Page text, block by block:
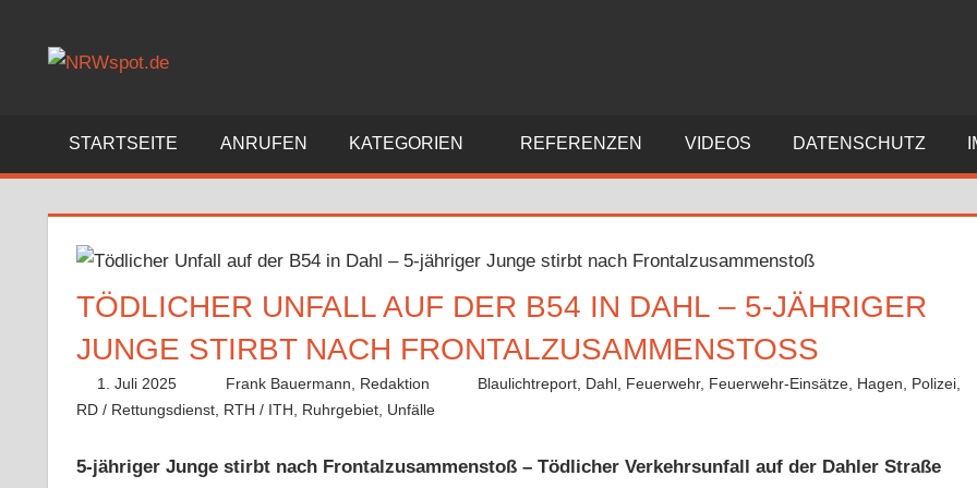
Bewegtes
gezeigt
STARTSEITE ANRUFEN KATEGORIEN REFERENZEN VIDEOS DATENSCHUTZ
TÖDLICHER UNFALL AUF DER B54 IN DAHL – 5-JÄHRIGER
JUNGE STIRBT NACH FRONTALZUSAMMENSTOSS
1. Juli 2025 Frank Bauermann, Redaktion Blaulichtreport Dahl Feuerwehr, Feuerwehr-Einsätze Hagen Polizei
RD / Rettungsdienst, RTH / ITH Ruhrgebiet, Unfälle
5-jähriger Junge stirbt nach Frontalzusammenstoß – Tödlicher Verkehrsunfall auf der Dahler Straße